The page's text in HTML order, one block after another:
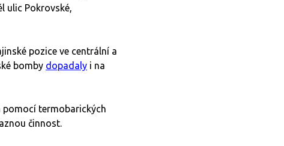
ulic Pokrovské,
pozice ve centrální a
bomby dopadaly i na
pomocí termobarických
činnost.